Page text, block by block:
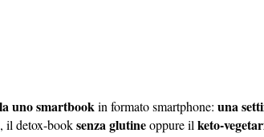
uno smartbook in formato smartphone: una
, il detox-booksenza glutineoppure il keto-